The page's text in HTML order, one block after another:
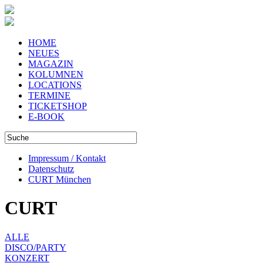
HOME
NEUES
MAGAZIN
KOLUMNEN
LOCATIONS
TERMINE
TICKETSHOP
E-BOOK
Impressum / Kontakt
Datenschutz
CURT München
CURT
ALLE
DISCO/PARTY
KONZERT